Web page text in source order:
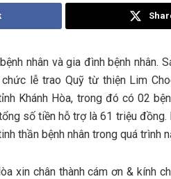
nhân và gia đình bệnh nhân.
lễ trao Quỹ từ thiện Lim
Khánh Hòa, trong đó có 02
số tiền hỗ trợ là 61 triệu
thần bệnh nhân trong quá trình
xin chân thành cám ơn & kính